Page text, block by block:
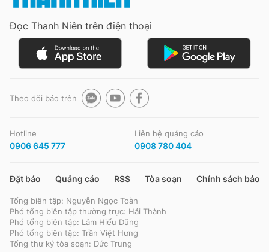
Đọc Thanh Niên trên điện thoại
Theo dõi báo trên
Hotline
0906 645 777
Liên hệ quảng cáo
0908 780 404
Đặt báo Quảng cáo RSS Tòa soạn Chính sách bảo
Tổng biên tập: Nguyễn Ngọc Toàn
Phó tổng biên tập thường trực: Hải Thành
Phó tổng biên tập: Lâm Hiếu Dũng
Phó tổng biên tập: Trần Việt Hưng
Tổng thư ký tòa soạn: Đức Trung